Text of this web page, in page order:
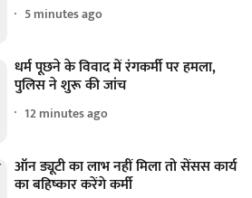
5 minutes ago
धर्म पूछने के विवाद में रंगकर्मी पर हमला,
पुलिस ने शुरू की जांच
12 minutes ago
ऑन ड्यूटी का लाभ नहीं मिला तो सेंसस कार्य
का बहिष्कार करेंगे कर्मी